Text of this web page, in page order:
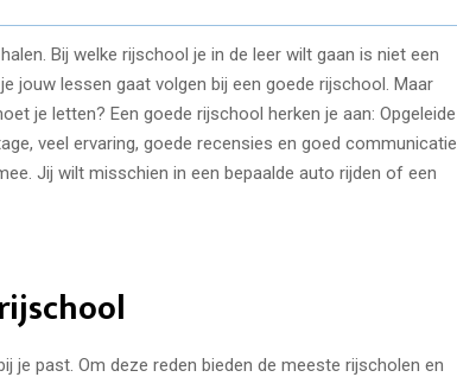
Bij welke rijschool je in de leer wilt gaan is niet een
jouw lessen gaat volgen bij een goede rijschool. Maar
je letten? Een goede rijschool herken je aan: Opgeleide
veel ervaring, goede recensies en goed communicatie.
Jij wilt misschien in een bepaalde auto rijden of een
past. Om deze reden bieden de meeste rijscholen en